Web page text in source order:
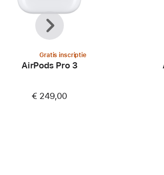
Gratis inscriptie
AirPods Pro 3
€ 249,00
Vorige
Volgende